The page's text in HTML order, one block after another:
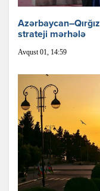
strateji mərhələ
Avqust 01, 14:59